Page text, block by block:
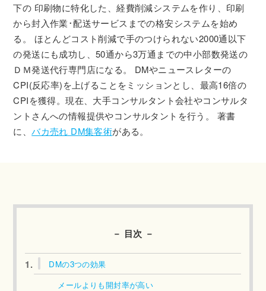
下の 印刷物に特化した、経費削減システムを作り、印刷
から封入作業･配送サービスまでの格安システムを始め
る。 ほとんどコスト削減で手のつけられない2000通以下
の発送にも成功し、50通から3万通までの中小部数発送の
ＤＭ発送代行専門店になる。 DMやニュースレターの
CPI(反応率)を上げることをミッションとし、最高16倍の
CPIを獲得。現在、大手コンサルタント会社やコンサルタ
ントさんへの情報提供やコンサルタントを行う。 著書
に、バカ売れ DM集客術がある。
－ 目次 －
1.
DMの3つの効果
メールよりも開封率が高い